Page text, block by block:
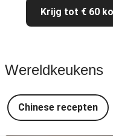
Krijg tot € 60
Wereldkeukens
Chinese recepten